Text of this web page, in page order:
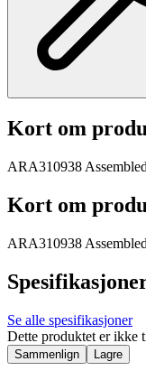
Kort om
ARA310938
Kort om
ARA310938
Se alle spesifikasjoner
Dette produktet er ikke
Sammenlign Lagre